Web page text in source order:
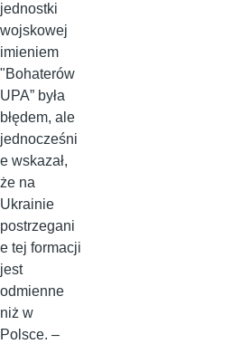
jednostki
wojskowej
imieniem
"Bohaterów
UPA” była
błędem, ale
jednocześni
e wskazał,
że na
Ukrainie
postrzegani
e tej formacji
jest
odmienne
niż w
Polsce. –